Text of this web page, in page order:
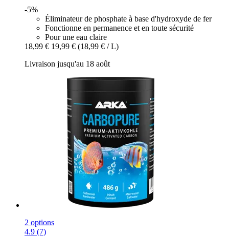
-5%
Éliminateur de phosphate à base d'hydroxyde de fer
Fonctionne en permanence et en toute sécurité
Pour une eau claire
18,99 € 19,99 € (18,99 € / L)
Livraison jusqu'au 18 août
2 options
4.9 (7)